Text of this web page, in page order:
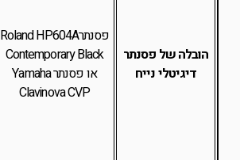
הובלה של פסנתר
דיגיטלי נייח
פסנתרRoland HP604A
Contemporary Black
או פסנתר Yamaha
Clavinova CVP